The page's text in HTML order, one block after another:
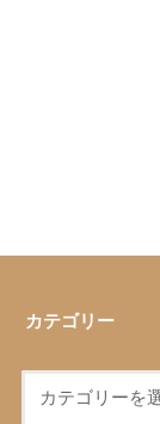
カテゴリー